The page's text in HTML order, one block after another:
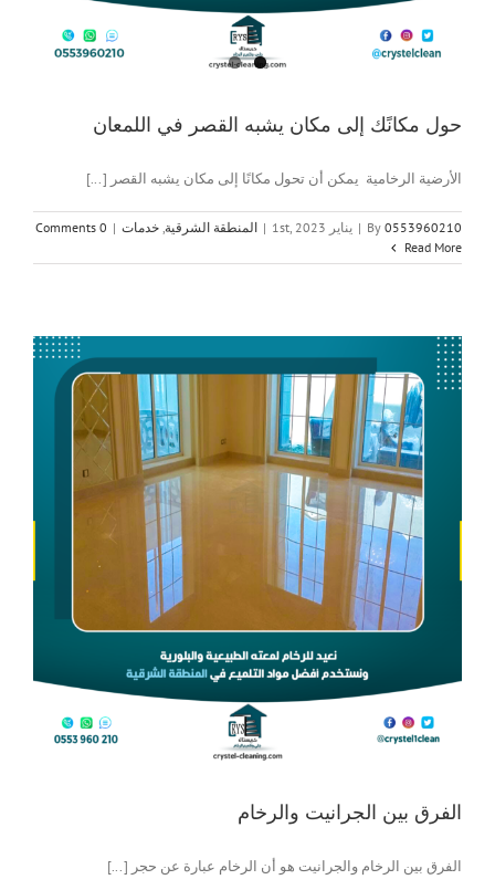
حول مكانًك إلى مكان يشبه القصر في اللمعان
الأرضية الرخامية يمكن أن تحول مكانًا إلى مكان يشبه القصر [...]
By 0553960210
| يناير 1st, 2023 | المنطقة الشرقية خدمات |
0 Comments
Read More
الفرق بين الجرانيت والرخام
الفرق بين الرخام والجرانيت هو أن الرخام عبارة عن حجر [...]